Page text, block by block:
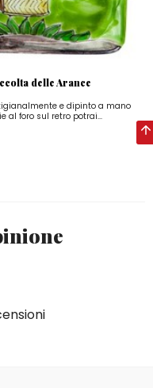
delle Arance
e dipinto a mano
al foro sul retro potrai...